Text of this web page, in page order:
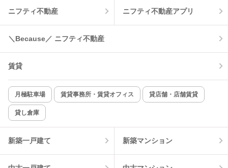
温水洗浄便座 オートロック
コンロ2口以上
新着のみ インターネット無料
該当件数:
6
物件一覧に反映
ニフティ不動産 ニフティ不動産アプリ
＼Because／ ニフティ不動産
賃貸
月極駐車場 賃貸事務所・賃貸オフィス 貸店舗・店舗賃貸
貸し倉庫
新築一戸建て 新築マンション